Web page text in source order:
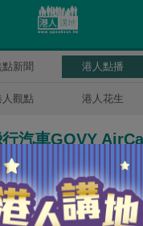
點新聞 港人點播
人觀點 港人花生
行汽車GOVY
成真